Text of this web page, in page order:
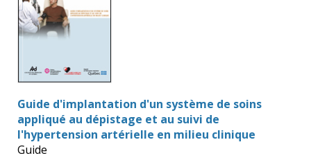
Guide d'implantation d'un système de soins
appliqué au dépistage et au suivi de
l'hypertension artérielle en milieu clinique
Guide